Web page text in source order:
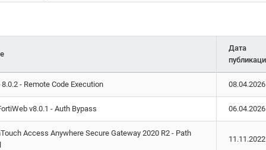
бинарной программы чтения новостей SABnzbd,
данных
bootstrap-service программного обеспечения управления
уязвимое ПО, а также осуществить подд...
parameter allows to write files outside of package directory
in Attachment Uploader in Synology Calendar before 2.2.2-0532 allows
13.3.0, 13.3.1, and R5 is vulnerable due to improper path validation which may
Дата
- Remote Code Execution 08.04.2026
v8.0.1 - Auth Bypass 06.04.2026
Access Anywhere Secure Gateway 2020 R2 - Path
11.11.2022